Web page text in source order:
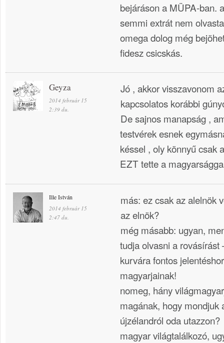
bejáráson a MÜPA-ban.
semmi extrát nem
omega dolog még
fidesz csicskás.
Geyza
2014 február 15
2:39 du.
Jó , akkor visszavonom
kapcsolatos korábbi
De sajnos manapság ,
testvérek esnek
késsel , oly könnyű csak
EZT tette a
Ille István
2014 február 15
2:47 du.
más: ez csak az alelnök
az elnök?
még másabb: ugyan,
tudja olvasni a
kurvára fontos
magyarjainak!
nomeg, hány
magának, hogy mondjuk
újzélandról oda utazzon?
magyar világtalálkozó,